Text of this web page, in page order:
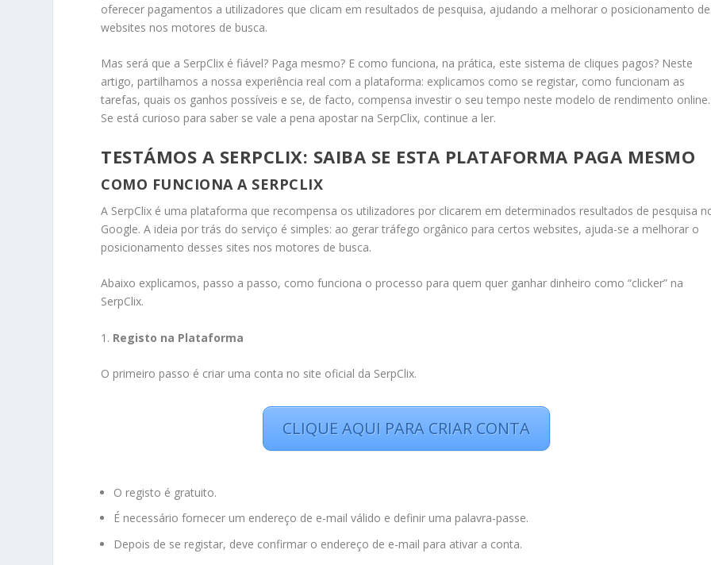
oferecer pagamentos a utilizadores que clicam em resultados de pesquisa, ajudando a melhorar o posicionamento de
websites nos motores de busca.
Mas será que a SerpClix é fiável? Paga mesmo? E como funciona, na prática, este sistema de cliques pagos? Neste
artigo, partilhamos a nossa experiência real com a plataforma: explicamos como se registar, como funcionam as
tarefas, quais os ganhos possíveis e se, de facto, compensa investir o seu tempo neste modelo de rendimento online.
Se está curioso para saber se vale a pena apostar na SerpClix, continue a ler.
TESTÁMOS A SERPCLIX: SAIBA SE ESTA PLATAFORMA PAGA MESMO
COMO FUNCIONA A SERPCLIX
A SerpClix é uma plataforma que recompensa os utilizadores por clicarem em determinados resultados de pesquisa
Google. A ideia por trás do serviço é simples: ao gerar tráfego orgânico para certos websites, ajuda-se a melhorar o
posicionamento desses sites nos motores de busca.
Abaixo explicamos, passo a passo, como funciona o processo para quem quer ganhar dinheiro como “clicker” na
SerpClix.
1. Registo na Plataforma
O primeiro passo é criar uma conta no site oficial da SerpClix.
CLIQUE AQUI PARA CRIAR CONTA
O registo é gratuito.
É necessário fornecer um endereço de e-mail válido e definir uma palavra-passe.
Depois de se registar, deve confirmar o endereço de e-mail para ativar a conta.